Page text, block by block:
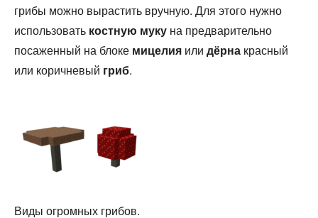
грибы можно вырастить вручную. Для этого нужно
использовать костную муку на предварительно
посаженный на блоке мицелия или дёрна красный
или коричневый гриб.
Виды огромных грибов.